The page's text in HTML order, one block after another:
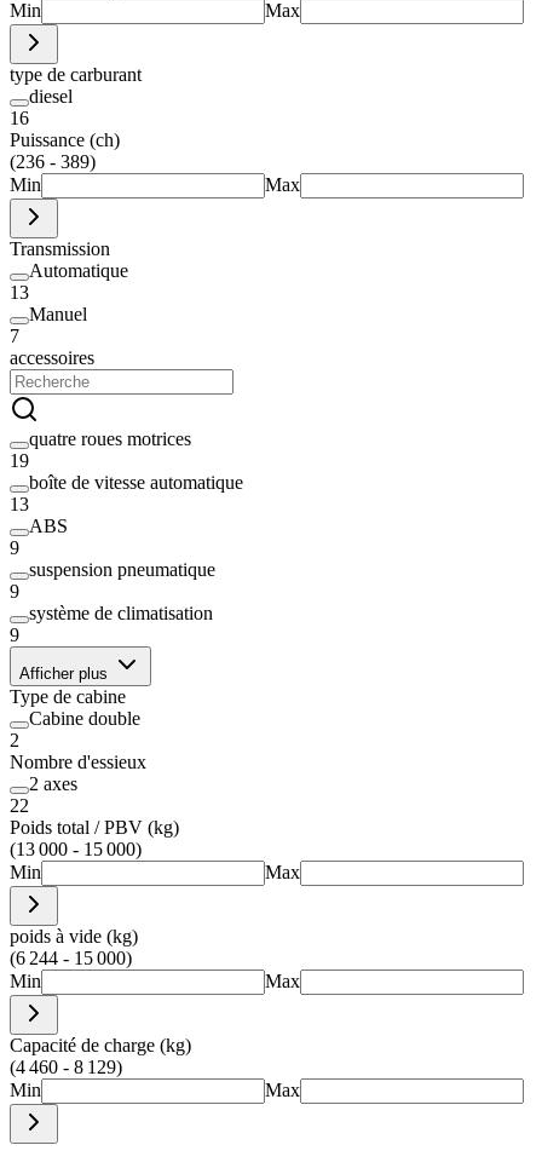
Min
Max
type de carburant
diesel
16
Puissance (ch)
(236 - 389)
Min
Max
Transmission
Automatique
13
Manuel
7
accessoires
quatre roues motrices
19
boîte de vitesse automatique
13
ABS
9
suspension pneumatique
9
système de climatisation
9
Afficher plus
Type de cabine
Cabine double
2
Nombre d'essieux
2 axes
22
Poids total / PBV (kg)
(13 000 - 15 000)
Min
Max
poids à vide (kg)
(6 244 - 15 000)
Min
Max
Capacité de charge (kg)
(4 460 - 8 129)
Min
Max